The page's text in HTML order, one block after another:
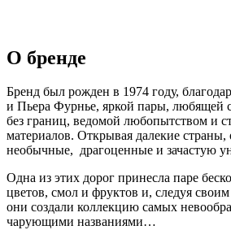
О бренде
Бренд был рожден в 1974 году,
и Пьера Фурнье, яркой пары, любящей
без границ, ведомой любопытством и
материалов. Открывая далекие
необычные, драгоценные и зачастую
Одна из этих дорог принесла паре
цветов, смол и фруктов и, следуя
они создали коллекцию самых
чарующими названиями…